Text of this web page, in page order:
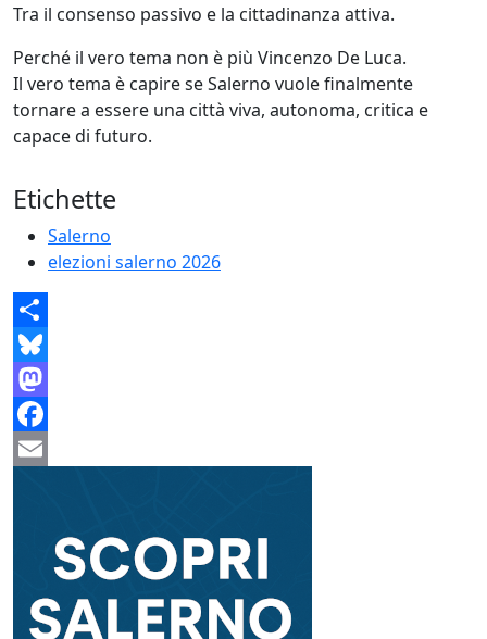
Tra il consenso passivo e la cittadinanza attiva.
Perché il vero tema non è più Vincenzo De Luca.
Il vero tema è capire se Salerno vuole finalmente
tornare a essere una città viva, autonoma, critica e
capace di futuro.
Etichette
Salerno
elezioni salerno 2026
Share
Bluesky
Mastodon
Facebook